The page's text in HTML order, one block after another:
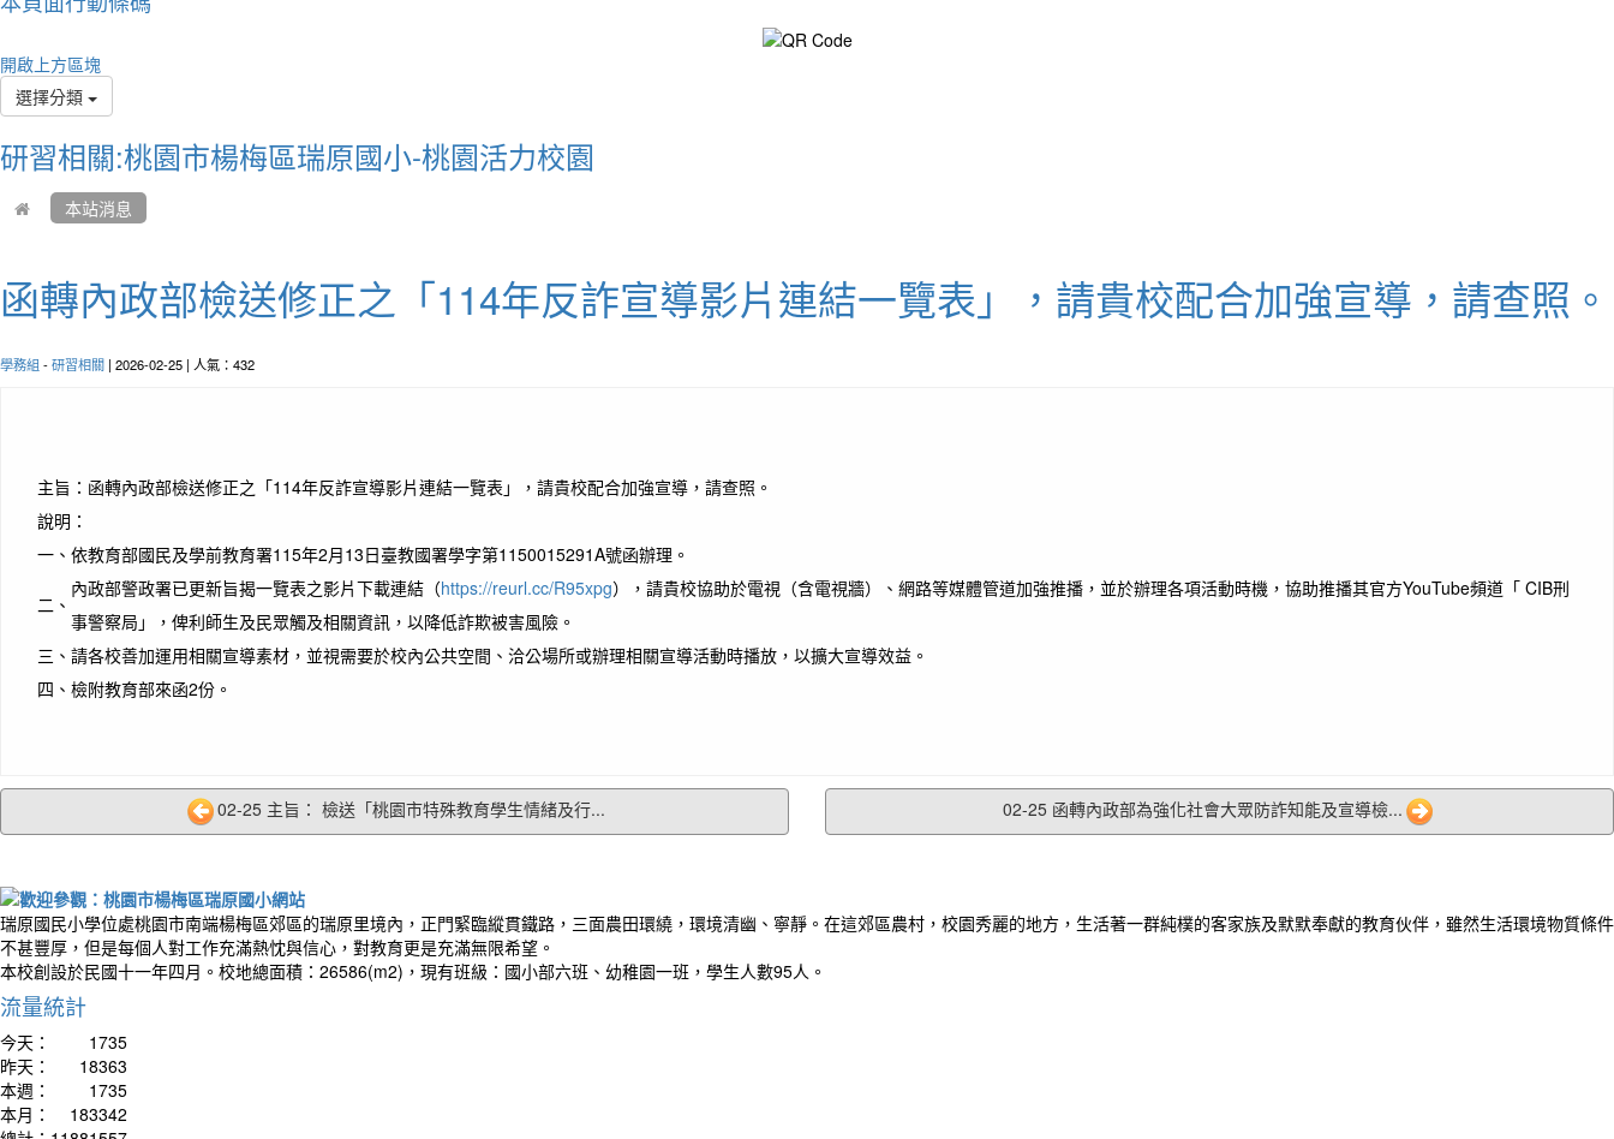
作者：STEVE JOBS
Your time is limited, so don’t waste it
destinations.
unique.
開啟上方區塊
選擇分類
研習相關:桃園市楊梅區瑞原國小-桃園活力校園
本站消息
函轉內政部檢送修正之「114年反詐宣導影片連結一覽表」，請貴校配合加強宣導，請查照。
學務組 -研習相關 | 2026-02-25 | 人氣：432
主旨： 函轉內政部檢送修正之「114年反詐宣導影片連結一覽表」，請貴校配合加強宣導，請查照。
說明：
一、 依教育部國民及學前教育署115年2月13日臺教國署學字第1150015291A號函辦理。
二、
內政部警政署已更新旨揭一覽表之影片下載連結（https://reurl.cc/R95xpg），請貴校協助於電視（含電視牆）、網路等媒體管道加強推播，並於辦理各項活動時機，協助推播其官方YouTube頻道「 CIB刑
事警察局」，俾利師生及民眾觸及相關資訊，以降低詐欺被害風險。
三、 請各校善加運用相關宣導素材，並視需要於校內公共空間、洽公場所或辦理相關宣導活動時播放，以擴大宣導效益。
四、 檢附教育部來函2份。
02-25 主旨： 檢送「桃園市特殊教育學生情緒及行... 02-25 函轉內政部為強化社會大眾防詐知能及宣導檢...
瑞原國民小學位處桃園市南端楊梅區郊區的瑞原里境內，正門緊臨縱貫鐵路，三面農田環繞，環境清幽、寧靜。在這郊區農村，校園秀麗的地方，生活著一群純樸的客家族及默默奉獻的教育伙伴，雖然生活環境物質條件
不甚豐厚，但是每個人對工作充滿熱忱與信心，對教育更是充滿無限希望。
本校創設於民國十一年四月。校地總面積：26586(m2)，現有班級：國小部六班、幼稚園一班，學生人數95人。
流量統計
今天：
1735
昨天：
18363
本週：
1735
本月：
183342